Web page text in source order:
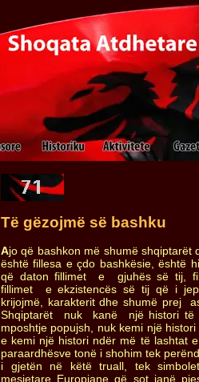
Të gëzojmë së bashku
Ajo që bashkon më shumë shqiptarët
është fillesa e çdo bashkësie, është
që daton fillimet e gjuhës së tij,
fillimet e ekzistencës së tij që i jep
krijojmë, karakterit dhe shumë prej
Shqiptarët nuk kanë një histori të
mposhtje popujsh, nuk kemi një
e kemi një histori ndër më të lashtat
paraardhësve tonë i shohim tek
i gjetën në këtë truall, tek
mesjetare Europiane që sot janë